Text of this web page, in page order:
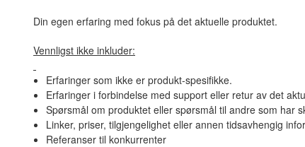
Din egen erfaring med fokus på det aktuelle produktet.
Vennligst ikke inkluder:
Erfaringer som ikke er produkt-spesifikke.
Erfaringer i forbindelse med support eller retur av det
Spørsmål om produktet eller spørsmål til andre som har
Linker, priser, tilgjengelighet eller annen tidsavhengig
Referanser til konkurrenter